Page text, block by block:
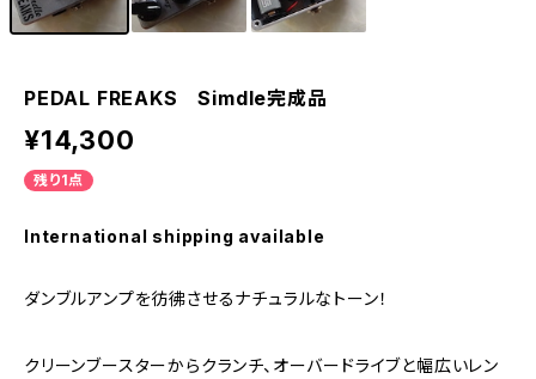
PEDAL FREAKS Simdle完成品
¥14,300
残り1点
International shipping available
ダンブルアンプを彷彿させるナチュラルなトーン！
クリーンブースターからクランチ、オーバードライブと幅広いレン